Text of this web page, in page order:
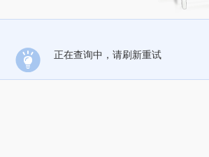
正在查询中，请刷新重试